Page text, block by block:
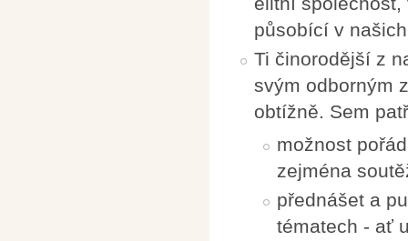
působící v
Ti činorodější z
svým odborným
obtížně. Sem
možnost
zejména
přednášet a
tématech - ať